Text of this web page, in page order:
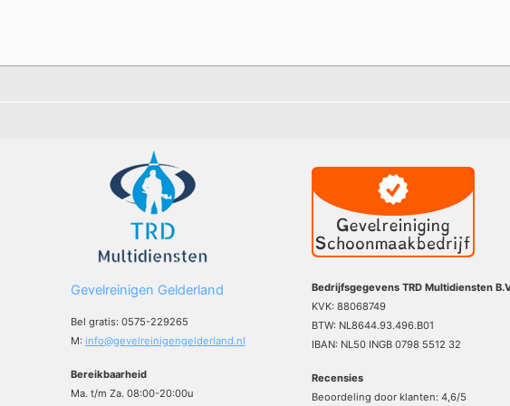
Gevelreinigen Gelderland
Bel gratis: 0575-229265
M: info@gevelreinigengelderland.nl
Bereikbaarheid
Ma. t/m Za. 08:00-20:00u
Bedrijfsgegevens TRD Multidiensten
KVK: 88068749
BTW: NL8644.93.496.B01
IBAN: NL50 INGB 0798 5512 32
Recensies
Beoordeling door klanten: 4,6/5